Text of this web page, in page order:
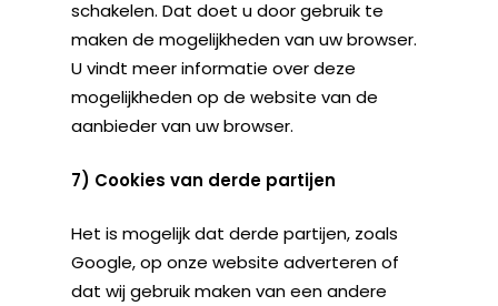
schakelen. Dat doet u door gebruik te
maken de mogelijkheden van uw browser.
U vindt meer informatie over deze
mogelijkheden op de website van de
aanbieder van uw browser.
7) Cookies van derde partijen
Het is mogelijk dat derde partijen, zoals
Google, op onze website adverteren of
dat wij gebruik maken van een andere